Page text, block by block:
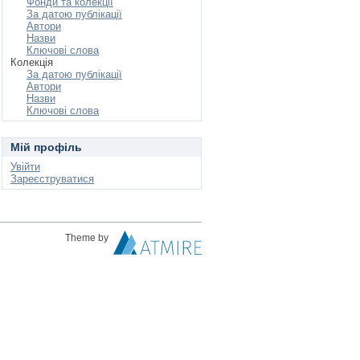
За датою публікації
Автори
Назви
Ключові слова
Колекція
За датою публікації
Автори
Назви
Ключові слова
Мій профіль
Увійти
Зареєструватися
Theme by